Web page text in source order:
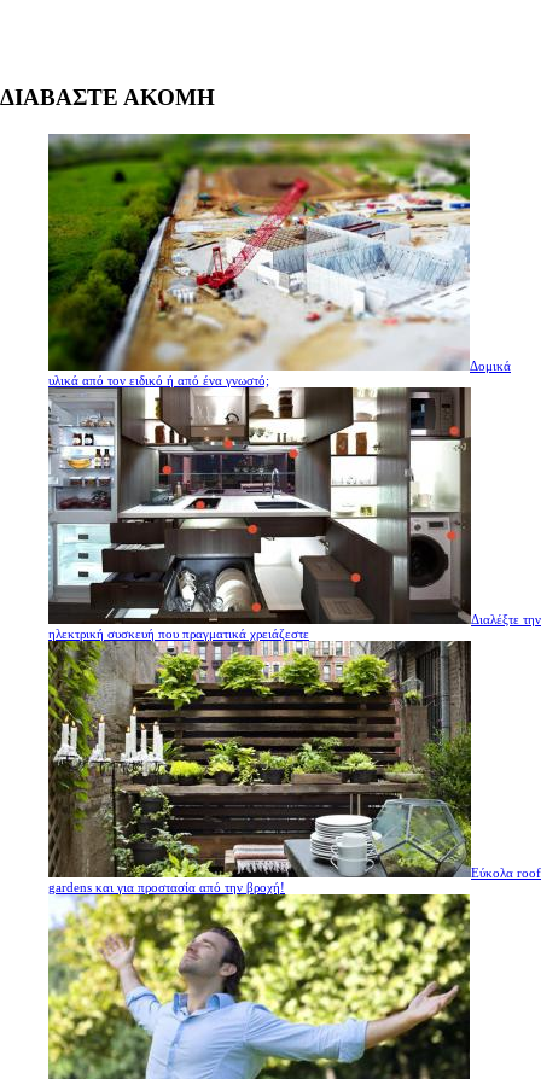
ΔΙΑΒΑΣΤΕ ΑΚΟΜΗ
Δομικά
υλικά από τον ειδικό ή από ένα γνωστό;
Διαλέξτε την
ηλεκτρική συσκευή που πραγματικά χρειάζεστε
Εύκολα roof
gardens και για προστασία από την βροχή!